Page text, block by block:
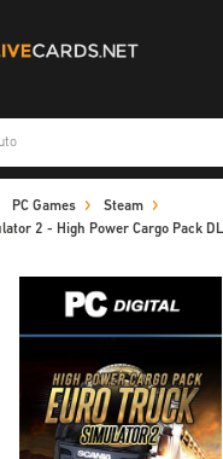
PC Games
Steam
2 - High Power Cargo Pack